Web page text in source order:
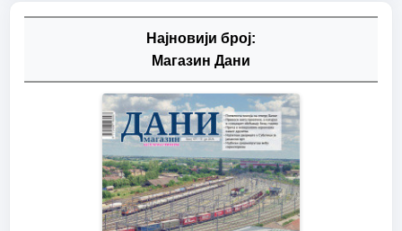
Најновији број:
Магазин Дани